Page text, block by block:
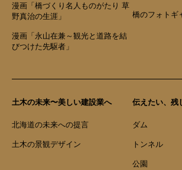
漫画「橋づくり名人ものがたり 草
野真治の生涯」
漫画「永山在兼～観光と道路を結
びつけた先駆者」
橋のフォトギ
土木の未来〜美しい建設業へ
北海道の未来への提言
土木の景観デザイン
伝えたい、残
ダム
トンネル
公園